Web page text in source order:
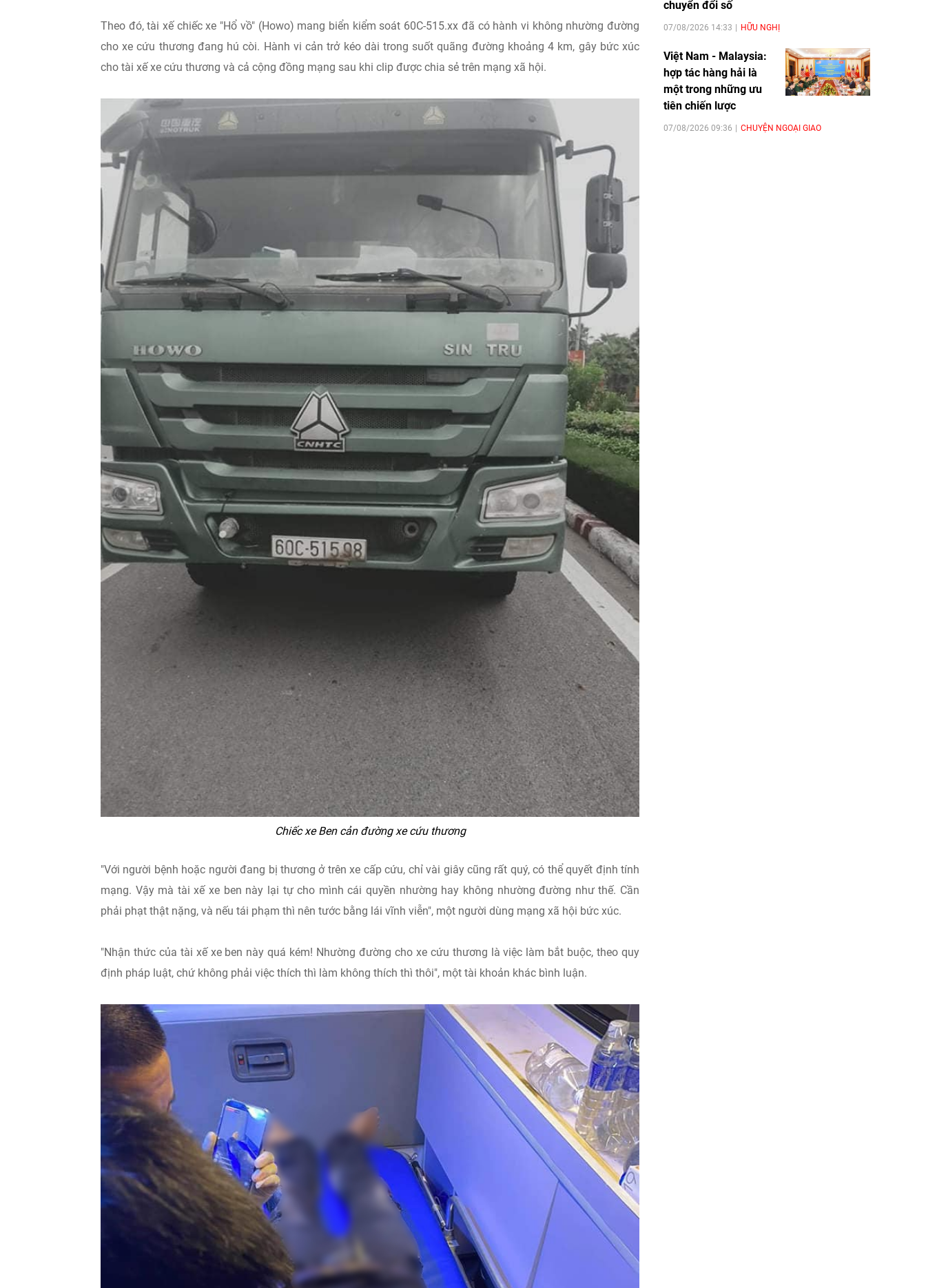
Theo đó, tài xế chiếc xe "Hổ vồ" (Howo) mang biển kiểm soát 60C-515.xx đã có hành vi không nhường đường
cho xe cứu thương đang hú còi. Hành vi cản trở kéo dài trong suốt quãng đường khoảng 4 km, gây bức xúc
cho tài xế xe cứu thương và cả cộng đồng mạng sau khi clip được chia sẻ trên mạng xã hội.
Chiếc xe Ben cản đường xe cứu thương
"Với người bệnh hoặc người đang bị thương ở trên xe cấp cứu, chỉ vài giây cũng rất quý, có thể quyết định tính
mạng. Vậy mà tài xế xe ben này lại tự cho mình cái quyền nhường hay không nhường đường như thế. Cần
phải phạt thật nặng, và nếu tái phạm thì nên tước bằng lái vĩnh viễn", một người dùng mạng xã hội bức xúc.
"Nhận thức của tài xế xe ben này quá kém! Nhường đường cho xe cứu thương là việc làm bắt buộc, theo quy
định pháp luật, chứ không phải việc thích thì làm không thích thì thôi", một tài khoản khác bình luận.
chuyển đổi số
07/08/2026 14:33 HỮU NGHỊ
Việt Nam - Malaysia:
hợp tác hàng hải là
một trong những ưu
tiên chiến lược
07/08/2026 09:36 CHUYỆN NGOẠI GIAO